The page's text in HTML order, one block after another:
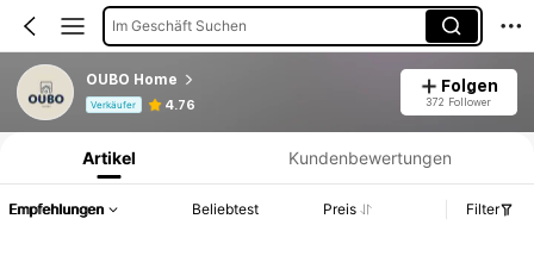
Im Geschäft Suchen
OUBO Home
Verkäufer 4.76
Folgen
372 Follower
Produktinformation: Preisangabe, Verkaufs- und Lagerbestandsdetails.
Artikel Kundenbewertungen
Empfehlungen Beliebtest Preis Filter